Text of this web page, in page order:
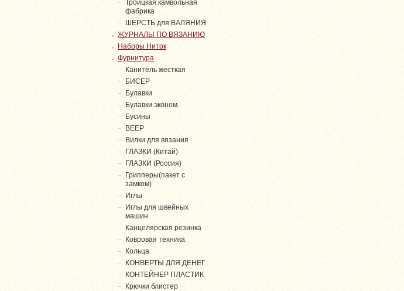
Троицкая камвольная
фабрика
ШЕРСТЬ для ВАЛЯНИЯ
ЖУРНАЛЫ ПО ВЯЗАНИЮ
Наборы Ниток
Фурнитура
Канитель жесткая
БИСЕР
Булавки
Булавки эконом.
Бусины
ВЕЕР
Вилки для вязания
ГЛАЗКИ (Китай)
ГЛАЗКИ (Россия)
Грипперы(пакет с
замком)
Иглы
Иглы для швейных
машин
Канцелярская резинка
Ковровая техника
Кольца
КОНВЕРТЫ ДЛЯ ДЕНЕГ
КОНТЕЙНЕР ПЛАСТИК
Крючки блистер